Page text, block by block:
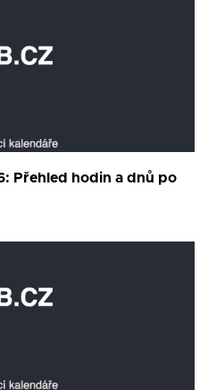
Přehled hodin a dnů po